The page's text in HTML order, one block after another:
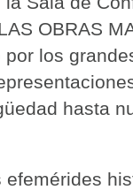
OBRAS
los
hasta